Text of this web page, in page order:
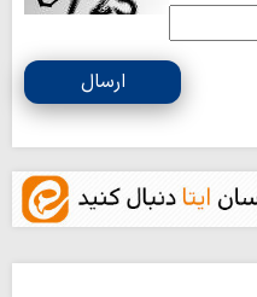
ارسال